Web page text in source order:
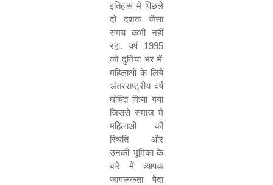
इतिहास में पिछले
दो दशक जैसा
समय कभी नहीं
रहा. वर्ष 1995
को दुनिया भर में
महिलाओं के लिये
अंतरराष्ट्रीय वर्ष
घोषित किया गया
जिससे समाज में
महिलाओं की
स्थिति और
उनकी भूमिका के
बारे में व्यापक
जागरूकता पैदा